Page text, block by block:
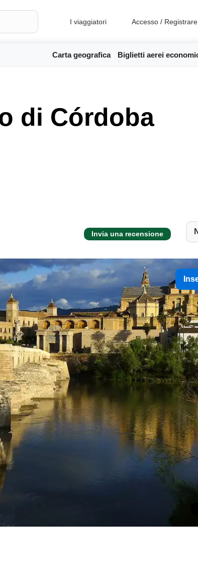
I viaggiatori Accesso / Registrare
Carta geografica Biglietti aerei
di Córdoba
Invia una recensione